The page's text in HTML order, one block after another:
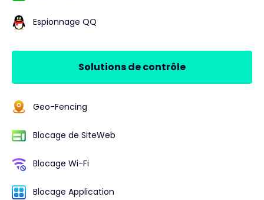
Espionnage QQ
Solutions de contrôle
Geo-Fencing
Blocage de SiteWeb
Blocage Wi-Fi
Blocage Application